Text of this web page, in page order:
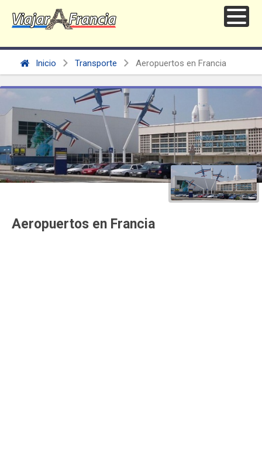
Inicio Transporte Aeropuertos en Francia
Aeropuertos en Francia